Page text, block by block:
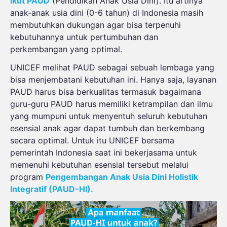
anak-anak usia dini (0-6 tahun) di Indonesia masih
membutuhkan dukungan agar bisa terpenuhi
kebutuhannya untuk pertumbuhan dan
perkembangan yang optimal.
UNICEF melihat PAUD sebagai sebuah lembaga yang
bisa menjembatani kebutuhan ini. Hanya saja, layanan
PAUD harus bisa berkualitas termasuk bagaimana
guru-guru PAUD harus memiliki ketrampilan dan ilmu
yang mumpuni untuk menyentuh seluruh kebutuhan
esensial anak agar dapat tumbuh dan berkembang
secara optimal. Untuk itu UNICEF bersama
pemerintah Indonesia saat ini bekerjasama untuk
memenuhi kebutuhan esensial tersebut melalui
program Pengembangan Anak Usia Dini Holistik
Integratif (PAUD-HI).